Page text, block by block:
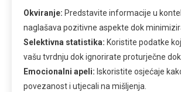
Okviranje: Predstavite informacije u
naglašava pozitivne aspekte dok
Selektivna statistika: Koristite podatke
vašu tvrdnju dok ignorirate proturječne
Emocionalni apeli: Iskoristite osjećaje
povezanost i utjecali na mišljenja.